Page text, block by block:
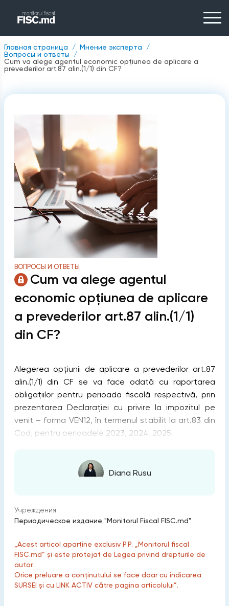
Главная страница
Мнение эксперта
Вопросы и ответы
Cum va alege agentul economic opțiunea de aplicare a
prevederilor art.87 alin.(1/1) din CF?
ВОПРОСЫ И ОТВЕТЫ
Cum va alege agentul
economic opțiunea de aplicare
a prevederilor art.87 alin.(1/1)
din CF?
Alegerea opțiunii de aplicare a prevederilor art.87
alin.(1/1) din CF se va face odată cu raportarea
obligațiilor pentru perioada fiscală respectivă, prin
prezentarea Declarației cu privire la impozitul pe
venit – forma VEN12, în termenul stabilit la art.83 din
Cod, pentru perioadele 2023, 2024, 2025.
Diana Rusu
Учреждения:
Периодическое издание "Monitorul Fiscal FISC.md"
„Acest articol aparține exclusiv P.P. „Monitorul fiscal
FISC.md” și este protejat de Legea privind drepturile de
autor.
Orice preluare a conținutului se face doar cu indicarea
SURSEI și cu LINK ACTIV către pagina articolului”.